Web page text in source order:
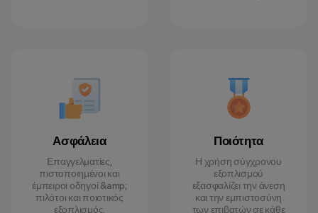
Ασφάλεια
Επαγγελματίες,
πιστοποιημένοι και
έμπειροι οδηγοί &amp;
πιλότοι και ποιοτικός
εξοπλισμός.
Ποιότητα
Η χρήση σύγχρονου
εξοπλισμού
εξασφαλίζει την άνεση
και την εμπιστοσύνη
των επιβατών σε κάθε